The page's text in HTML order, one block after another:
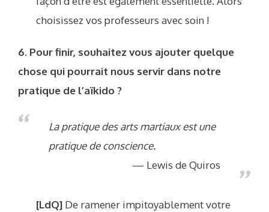
choisissez vos professeurs avec soin !
6. Pour finir, souhaitez vous ajouter quelque
chose qui pourrait nous servir dans notre
pratique de l’aïkido ?
La pratique des arts martiaux est une
pratique de conscience.
Lewis de Quiros
[LdQ] De ramener impitoyablement votre